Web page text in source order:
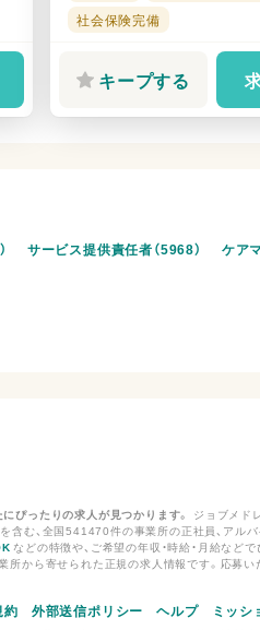
社会保険完備
キープする
サービス提供責任者（5968） ケア
ぴったりの求人が見つかります。 ジョブメド
む、全国541470件の事業所の正社員、アル
などの特徴や、ご希望の年収・時給・月給など
所から寄せられた正規の求人情報です。応募
約 外部送信ポリシー ヘルプ
ミッシ